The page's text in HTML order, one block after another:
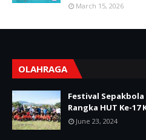
March 15, 2026
OLAHRAGA
Festival
Rangka HUT Ke-17
June 23, 2024